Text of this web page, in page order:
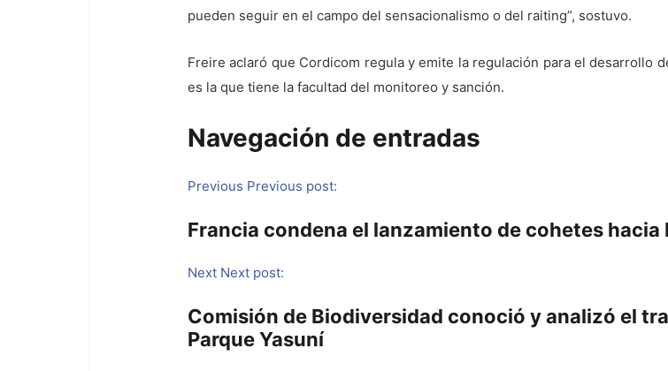
pueden seguir en el campo del sensacionalismo o del raiting”, sostuvo.
Freire aclaró que Cordicom regula y emite la regulación para el desarrollo
es la que tiene la facultad del monitoreo y sanción.
Navegación de entradas
Previous Previous post:
Francia condena el lanzamiento de cohetes
Next Next post:
Comisión de Biodiversidad conoció y analizó el
Parque Yasuní